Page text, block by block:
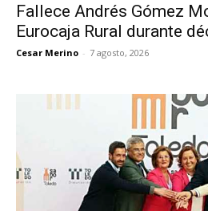
Fallece Andrés Gómez
Eurocaja Rural durante
Cesar Merino - 7 agosto, 2026